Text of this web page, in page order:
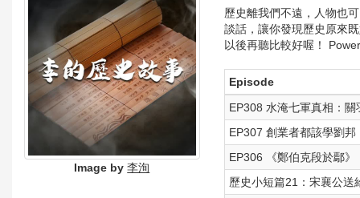
Image by 李洵
歷史離我們不遠，人物也
談話，讓你發現歷史原來
以後再聽比較好喔！
Episode
EP308 水淹七軍真相：
EP307 創業者都該學劉
EP306 《鄭伯克段於鄢
歷史小短篇21：宋襄公送